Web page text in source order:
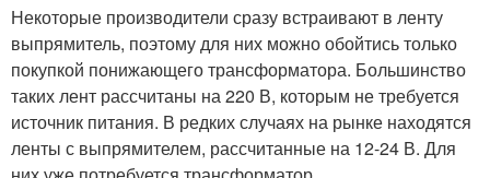
Некоторые производители сразу встраивают в ленту
выпрямитель, поэтому для них можно обойтись только
покупкой понижающего трансформатора. Большинство
таких лент рассчитаны на 220 В, которым не требуется
источник питания. В редких случаях на рынке находятся
ленты с выпрямителем, рассчитанные на 12-24 В. Для